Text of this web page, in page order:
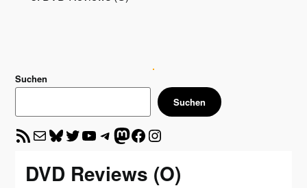
Suchen
Suchen
RSS-Feed E-Mail Bluesky Twitter YouTube TelegramMastodon Facebook Instagram
DVD Reviews (O)